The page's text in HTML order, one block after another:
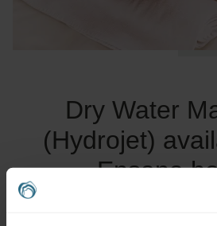
Dry Water
(Hydrojet)
Ensana